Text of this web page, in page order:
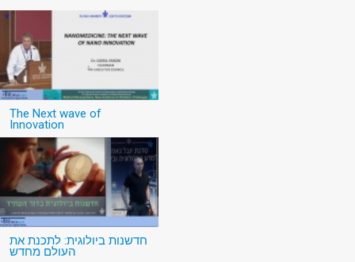
The Next wave of
Innovation
חדשנות ביולוגית: לתכנת את
העולם מחדש